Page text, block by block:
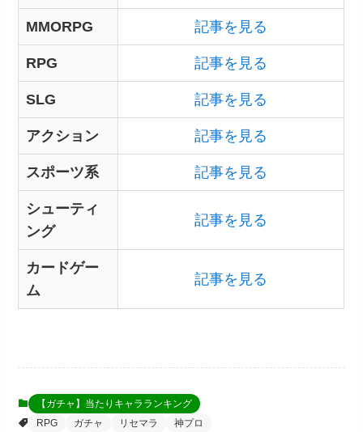
MMORPG 記事を見る
RPG 記事を見る
SLG 記事を見る
アクション 記事を見る
スポーツ系 記事を見る
シューティ
ング
記事を見る
カードゲー
ム
記事を見る
【ガチャ】当たりキャラランキング
RPG
ガチャ リセマラ 神プロ